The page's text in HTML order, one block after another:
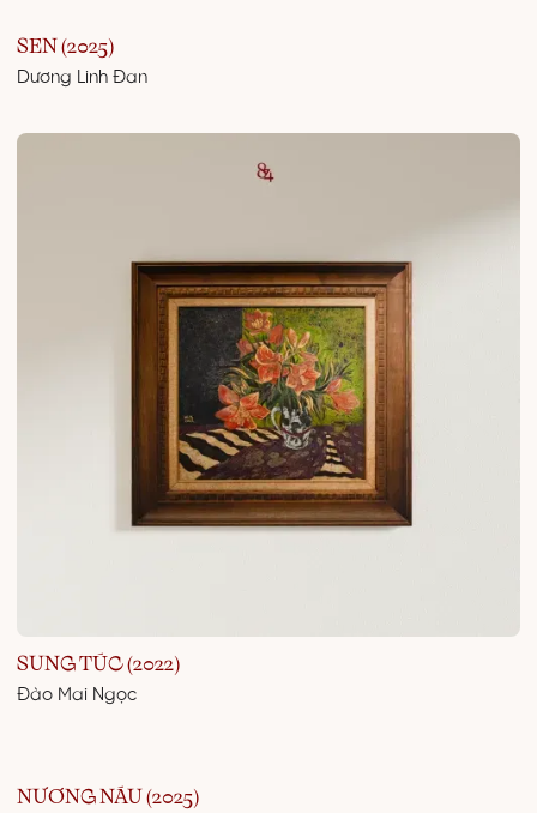
SEN (2025)
Dương Linh Đan
SUNG TÚC (2022)
Đào Mai Ngọc
NƯƠNG NÁU (2025)